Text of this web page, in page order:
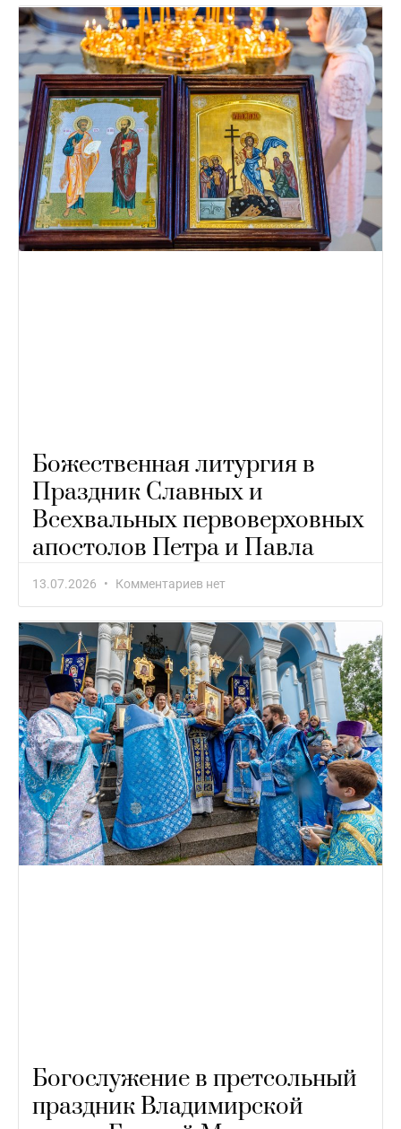
Божественная литургия в
Праздник Славных и
Всехвальных первоверховных
апостолов Петра и Павла
13.07.2026 Комментариев нет
Богослужение в претсольный
праздник Владимирской